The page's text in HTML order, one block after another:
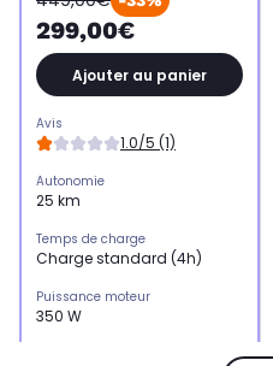
299,00€
Ajouter au panier
Avis
1.0/5 (1)
Autonomie
25 km
Temps de charge
Charge standard (4h)
Puissance moteur
350 W